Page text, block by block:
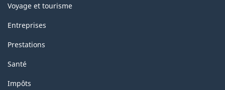
Voyage et tourisme
Entreprises
Prestations
Santé
Impôts